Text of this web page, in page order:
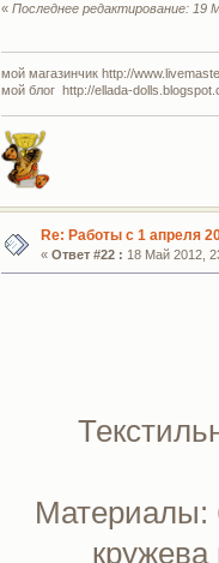
«Последнее редактирование: 19
мой магазинчик http://
мой блог http://ellada-
Re: Работы с 1 апреля
« Ответ #22 : 18 Май 2012,
Материалы: